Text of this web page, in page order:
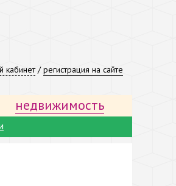
кабинет/регистрация на сайте
недвижимость